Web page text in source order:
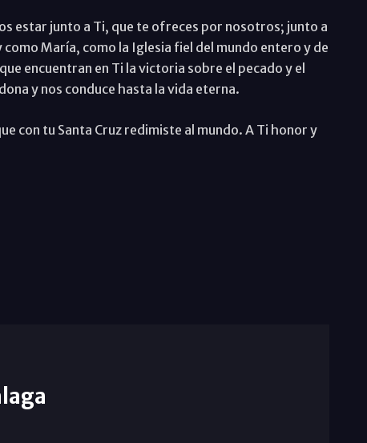
estar junto a Ti, que te ofreces por nosotros; junto a
como María, como la Iglesia fiel del mundo entero y de
encuentran en Ti la victoria sobre el pecado y el
y nos conduce hasta la vida eterna.
con tu Santa Cruz redimiste al mundo. A Ti honor y